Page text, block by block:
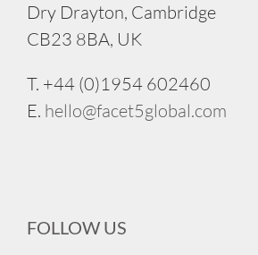
Dry Drayton, Cambridge
CB23 8BA, UK
T. +44 (0)1954 602460
E. hello@facet5global.com
FOLLOW US